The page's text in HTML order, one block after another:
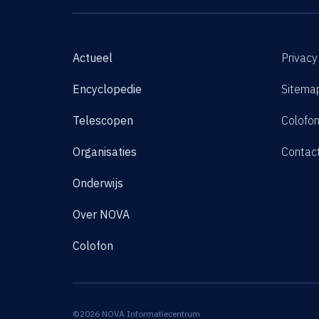
Actueel
Encyclopedie
Telescopen
Organisaties
Onderwijs
Over NOVA
Colofon
Colofon
©2026 NOVA Informatiecentrum